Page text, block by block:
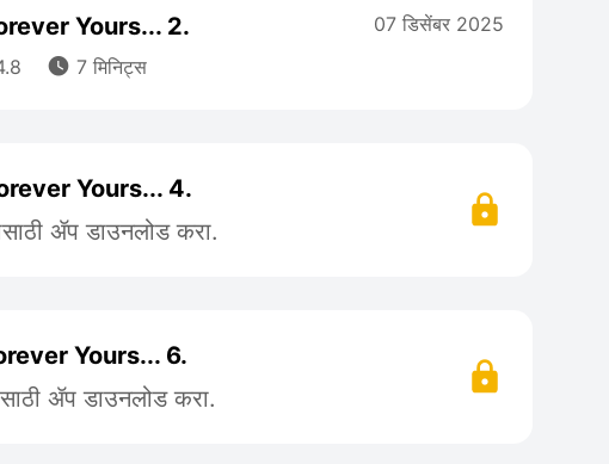
Yours... 2.
 7 मिनिट्स
07 डिसेंबर 2025
Yours... 4.
ॲप डाउनलोड करा.
Yours... 6.
ॲप डाउनलोड करा.